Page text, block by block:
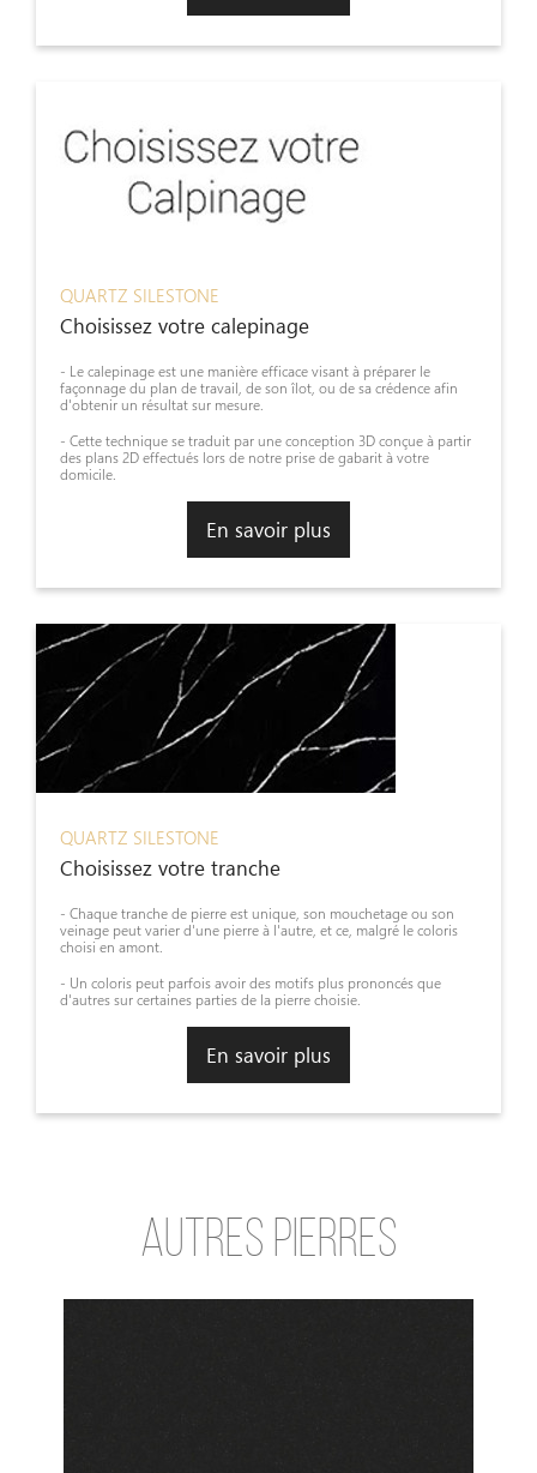
QUARTZ SILESTONE
Choisissez votre calepinage
- Le calepinage est une manière efficace visant à préparer le
façonnage du plan de travail, de son îlot, ou de sa crédence afin
d'obtenir un résultat sur mesure.
- Cette technique se traduit par une conception 3D conçue à partir
des plans 2D effectués lors de notre prise de gabarit à votre
domicile.
En savoir plus
QUARTZ SILESTONE
Choisissez votre tranche
- Chaque tranche de pierre est unique, son mouchetage ou son
veinage peut varier d'une pierre à l'autre, et ce, malgré le coloris
choisi en amont.
- Un coloris peut parfois avoir des motifs plus prononcés que
d'autres sur certaines parties de la pierre choisie.
En savoir plus
AUTRES PIERRES